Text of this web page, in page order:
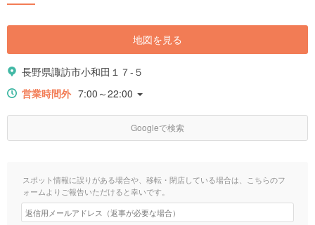
地図を見る
長野県諏訪市小和田１７-５
営業時間外 7:00～22:00
Googleで検索
スポット情報に誤りがある場合や、移転・閉店している場合は、こちらのフ
ォームよりご報告いただけると幸いです。